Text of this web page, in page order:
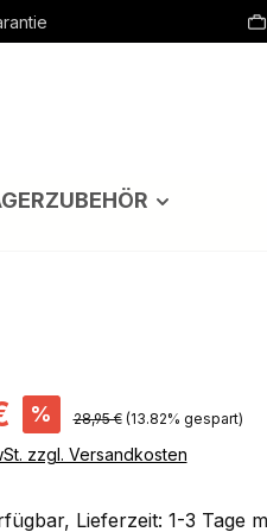
% Regulärer Preis:
28,95 € (13.82% gespart)
zzgl. Versandkosten
Lieferzeit: 1-3 Tage